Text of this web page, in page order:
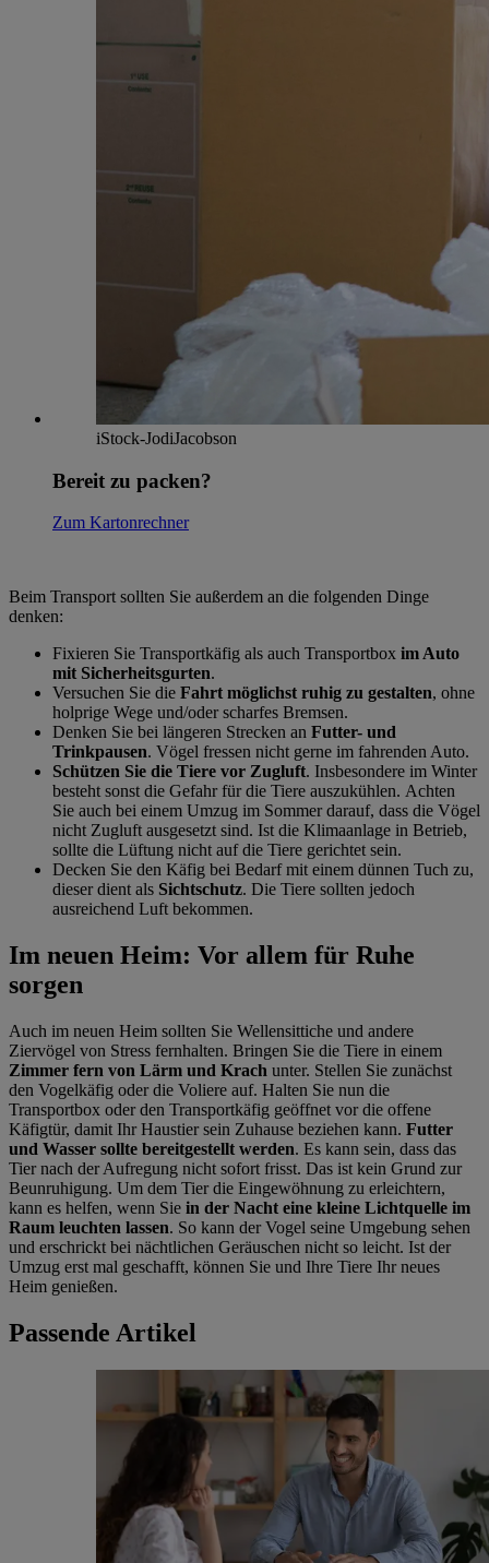
iStock-JodiJacobson
Bereit zu packen?
Zum Kartonrechner
Beim Transport sollten Sie außerdem an die folgenden Dinge
denken:
Fixieren Sie Transportkäfig als auch Transportbox im Auto
mit Sicherheitsgurten.
Versuchen Sie die Fahrt möglichst ruhig zu gestalten, ohne
holprige Wege und/oder scharfes Bremsen.
Denken Sie bei längeren Strecken an Futter- und
Trinkpausen. Vögel fressen nicht gerne im fahrenden Auto.
Schützen Sie die Tiere vor Zugluft. Insbesondere im Winter
besteht sonst die Gefahr für die Tiere auszukühlen. Achten
Sie auch bei einem Umzug im Sommer darauf, dass die Vögel
nicht Zugluft ausgesetzt sind. Ist die Klimaanlage in Betrieb,
sollte die Lüftung nicht auf die Tiere gerichtet sein.
Decken Sie den Käfig bei Bedarf mit einem dünnen Tuch zu,
dieser dient als Sichtschutz. Die Tiere sollten jedoch
ausreichend Luft bekommen.
Im neuen Heim: Vor allem für Ruhe
sorgen
Auch im neuen Heim sollten Sie Wellensittiche und andere
Ziervögel von Stress fernhalten. Bringen Sie die Tiere in einem
Zimmer fern von Lärm und Krach unter. Stellen Sie zunächst
den Vogelkäfig oder die Voliere auf. Halten Sie nun die
Transportbox oder den Transportkäfig geöffnet vor die offene
Käfigtür, damit Ihr Haustier sein Zuhause beziehen kann. Futter
und Wasser sollte bereitgestellt werden. Es kann sein, dass das
Tier nach der Aufregung nicht sofort frisst. Das ist kein Grund zur
Beunruhigung. Um dem Tier die Eingewöhnung zu erleichtern,
kann es helfen, wenn Sie in der Nacht eine kleine Lichtquelle im
Raum leuchten lassen. So kann der Vogel seine Umgebung sehen
und erschrickt bei nächtlichen Geräuschen nicht so leicht. Ist der
Umzug erst mal geschafft, können Sie und Ihre Tiere Ihr neues
Heim genießen.
Passende Artikel